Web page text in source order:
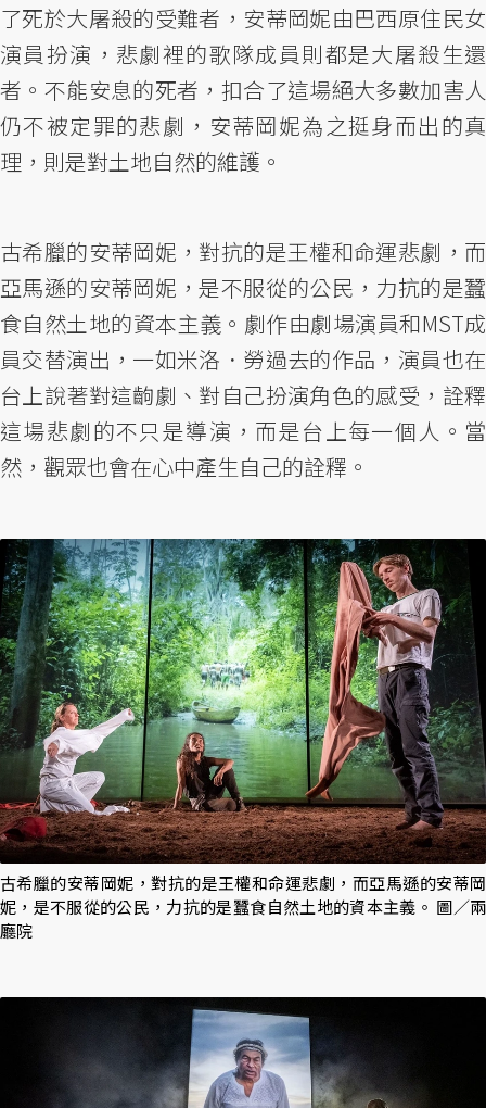
了死於大屠殺的受難者，安蒂岡妮由巴西原住民女
演員扮演，悲劇裡的歌隊成員則都是大屠殺生還
者。不能安息的死者，扣合了這場絕大多數加害人
仍不被定罪的悲劇，安蒂岡妮為之挺身而出的真
理，則是對土地自然的維護。
古希臘的安蒂岡妮，對抗的是王權和命運悲劇，而
亞馬遜的安蒂岡妮，是不服從的公民，力抗的是蠶
食自然土地的資本主義。劇作由劇場演員和MST成
員交替演出，一如米洛．勞過去的作品，演員也在
台上說著對這齣劇、對自己扮演角色的感受，詮釋
這場悲劇的不只是導演，而是台上每一個人。當
然，觀眾也會在心中產生自己的詮釋。
古希臘的安蒂岡妮，對抗的是王權和命運悲劇，而亞馬遜的安蒂岡
妮，是不服從的公民，力抗的是蠶食自然土地的資本主義。 圖／兩
廳院